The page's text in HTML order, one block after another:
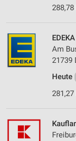
Am
21739
Heute